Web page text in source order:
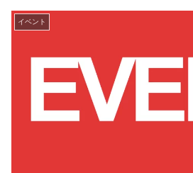
イベント